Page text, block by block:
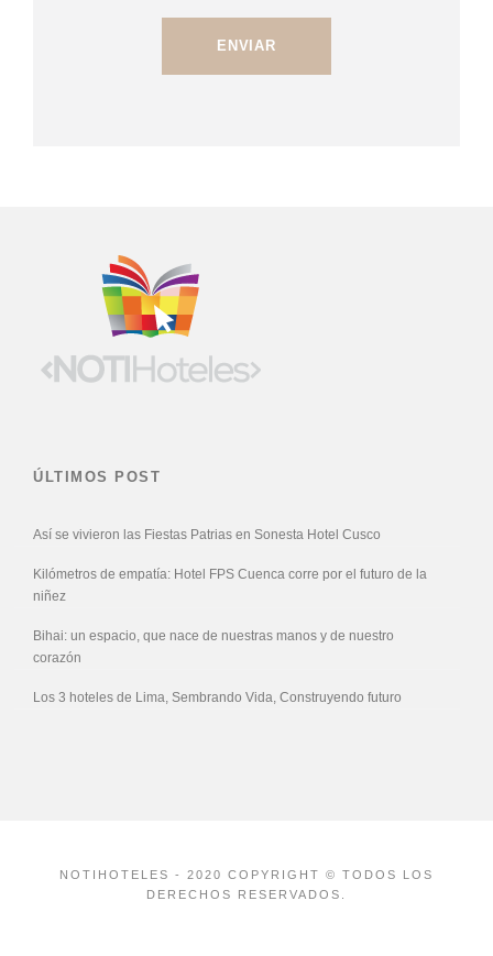
ÚLTIMOS POST
Así se vivieron las Fiestas Patrias en Sonesta Hotel Cusco
Kilómetros de empatía: Hotel FPS Cuenca corre por el futuro de la
niñez
Bihai: un espacio, que nace de nuestras manos y de nuestro
corazón
Los 3 hoteles de Lima, Sembrando Vida, Construyendo futuro
NOTIHOTELES - 2020 COPYRIGHT © TODOS LOS
DERECHOS RESERVADOS.